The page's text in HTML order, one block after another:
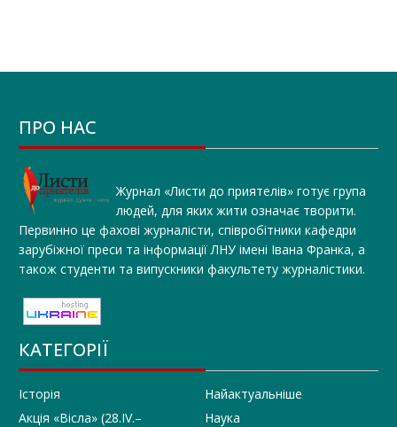
ПРО НАС
Журнал «Листи до приятелів» готує група
людей, для яких жити означає творити.
Первинно це фахові журналісти, співробітники кафедри
зарубіжної преси та інформації ЛНУ імені Івана Франка, а
також студенти та випускники факультету журналістики.
КАТЕГОРІЇ
Історія
Акція «Вісла» (28.IV.–
Найактуальніше
Наука